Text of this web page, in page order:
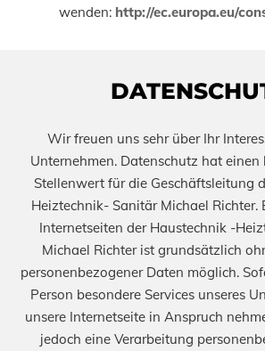
wenden: http://ec.europa.eu/
Wir freuen uns sehr über Ihr
Unternehmen. Datenschutz hat einen
Stellenwert für die Geschäftsleitung
Heiztechnik- Sanitär Michael Richter.
Internetseiten der Haustechnik -
Michael Richter ist grundsätzlich
personenbezogener Daten möglich.
Person besondere Services unseres
unsere Internetseite in Anspruch
jedoch eine Verarbeitung